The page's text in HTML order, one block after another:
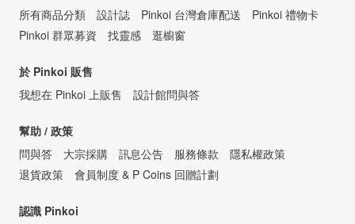
所有商品分類
設計誌 Pinkoi 台灣倉庫配送
Pinkoi 禮物卡
Pinkoi 群眾募資
找靈感 逛櫥窗
於 Pinkoi 販售
我想在 Pinkoi 上販售
設計館問與答
幫助 / 政策
問與答
大宗採購 訊息公告 服務條款
隱私權政策
退貨政策
會員制度 & P Coins 回贈計劃
認識 Pinkoi